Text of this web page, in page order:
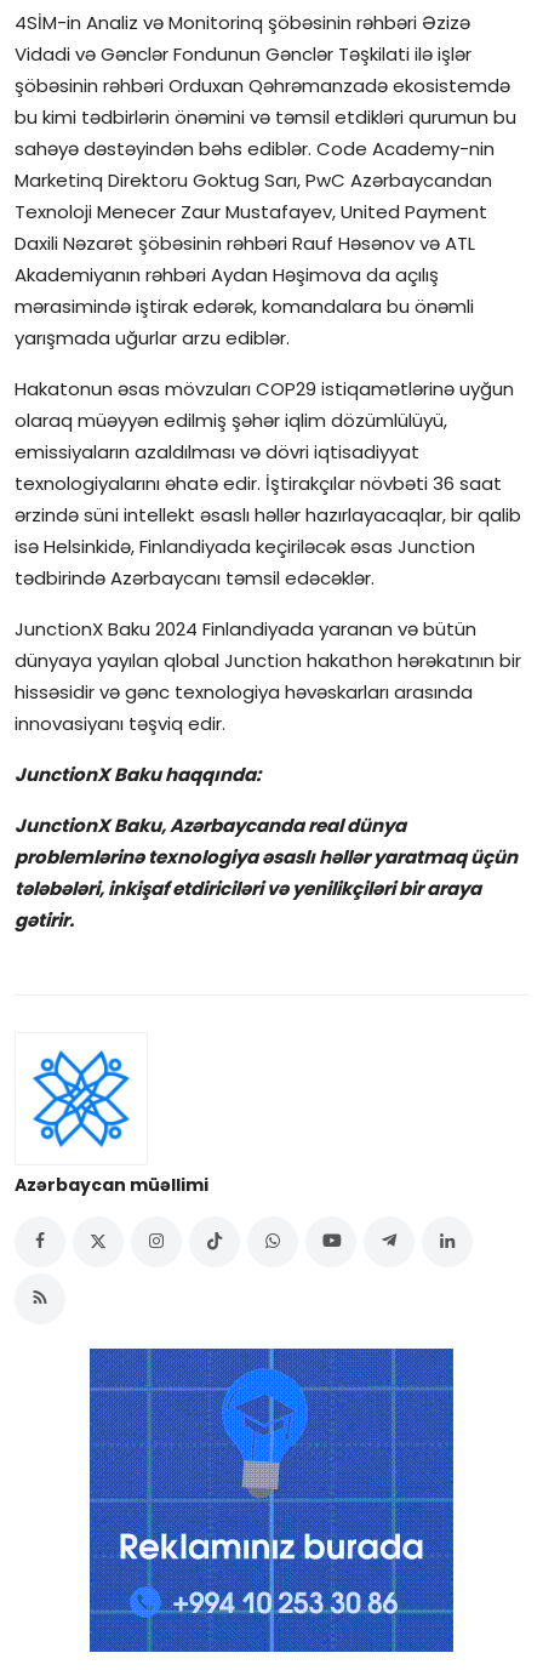
4SİM-in Analiz və Monitorinq şöbəsinin rəhbəri Əzizə
Vidadi və Gənclər Fondunun Gənclər Təşkilati ilə işlər
şöbəsinin rəhbəri Orduxan Qəhrəmanzadə ekosistemdə
bu kimi tədbirlərin önəmini və təmsil etdikləri qurumun bu
sahəyə dəstəyindən bəhs ediblər. Code Academy-nin
Marketinq Direktoru Goktug Sarı, PwC Azərbaycandan
Texnoloji Menecer Zaur Mustafayev, United Payment
Daxili Nəzarət şöbəsinin rəhbəri Rauf Həsənov və ATL
Akademiyanın rəhbəri Aydan Həşimova da açılış
mərasimində iştirak edərək, komandalara bu önəmli
yarışmada uğurlar arzu ediblər.
Hakatonun əsas mövzuları COP29 istiqamətlərinə uyğun
olaraq müəyyən edilmiş şəhər iqlim dözümlülüyü,
emissiyaların azaldılması və dövri iqtisadiyyat
texnologiyalarını əhatə edir. İştirakçılar növbəti 36 saat
ərzində süni intellekt əsaslı həllər hazırlayacaqlar, bir qalib
isə Helsinkidə, Finlandiyada keçiriləcək əsas Junction
tədbirində Azərbaycanı təmsil edəcəklər.
JunctionX Baku 2024 Finlandiyada yaranan və bütün
dünyaya yayılan qlobal Junction hakathon hərəkatının bir
hissəsidir və gənc texnologiya həvəskarları arasında
innovasiyanı təşviq edir.
JunctionX Baku haqqında:
JunctionX Baku, Azərbaycanda real dünya
problemlərinə texnologiya əsaslı həllər yaratmaq üçün
tələbələri, inkişaf etdiriciləri və yenilikçiləri bir araya
gətirir.
Azərbaycan müəllimi